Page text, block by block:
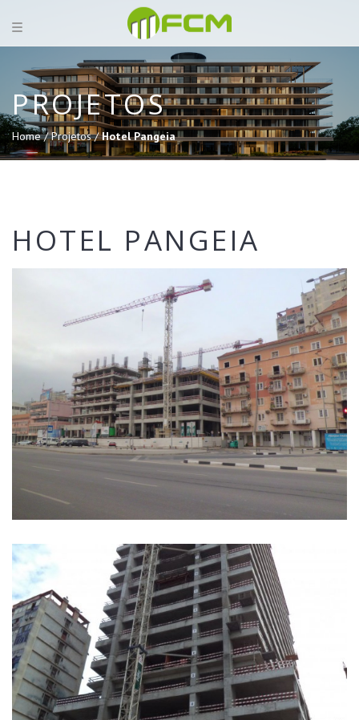
PROJETOS
Home /Projetos /Hotel Pangeia
HOTEL PANGEIA